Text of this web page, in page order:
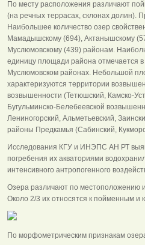
По месту расположения различают
(на речных террасах, склонах долин).
Наибольшее количество озер
Мамадышскому (694), Актанышскому
Муслюмовскому (439) районам.
единицу площади района отмечается
Муслюмовском районах. Небольшой
характеризуются территории
возвышенности (Тетюшский, Камско-
Бугульминско-Белебеевской
Лениногорский, Альметьевский,
районы Предкамья (Сабинский,
Исследования КГУ и ИНЭПС АН РТ
погребения их акваториями
интенсивного антропогенного
Озера различают по местоположению
Около 2/3 их относятся к пойменным и
По морфометрическим признакам